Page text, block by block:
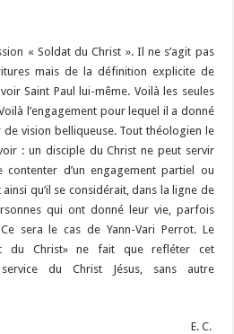
« Soldat du Christ ». Il ne s’agit pas
mais de la définition explicite de
Saint Paul lui-même. Voilà les seules
l’engagement pour lequel il a donné
de vision belliqueuse. Tout théologien le
: un disciple du Christ ne peut servir
d’un engagement partiel ou
ainsi qu’il se considérait, dans la ligne de
qui ont donné leur vie, parfois
sera le cas de Yann-Vari Perrot. Le
du Christ» ne fait que refléter cet
du Christ Jésus, sans autre
E. C.